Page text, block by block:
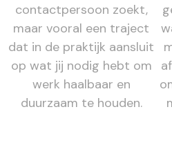
contactpersoon zoekt,
maar vooral een traject
dat in de praktijk aansluit
op wat jij nodig hebt om
werk haalbaar en
duurzaam te houden.